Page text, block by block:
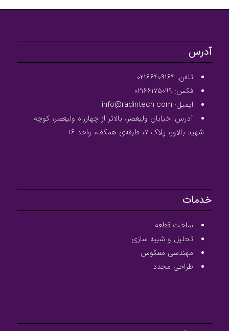
آدرس
تلفن: ۰۲۱۶۶۴۰۹۱۶۴
فکس: ۰۲۱۶۶۱۷۵۰۹۹
ایمیل: info@radintech.com
آدرس: خیابان ولیعصر، بالاتر از چهارراه ولیعصر، کوچه
شهید بالاور، پلاک ۷، طبقه‌ی همکف، واحد ۱۶
خدمات
ساخت قطعه
تحلیل و شبیه سازی
مهندسی معکوس
طراحی مجدد